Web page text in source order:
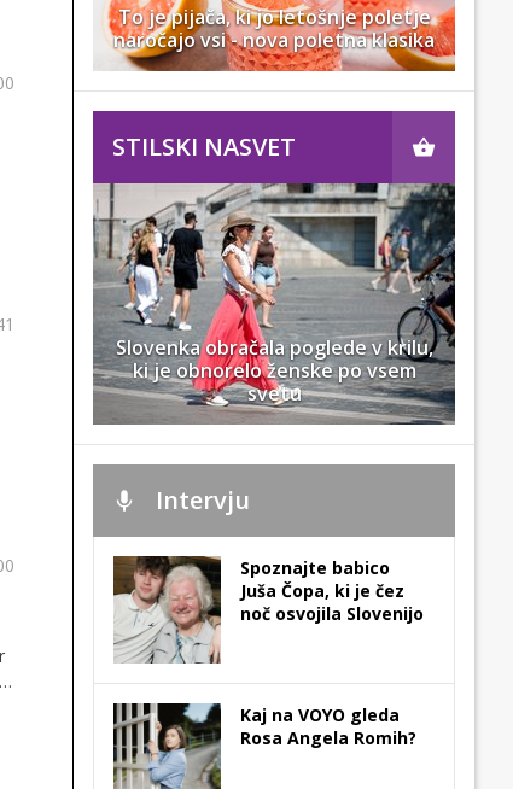
To je pijača, ki jo letošnje poletje
naročajo vsi - nova poletna klasika
STILSKI NASVET
Slovenka obračala poglede v krilu,
ki je obnorelo ženske po vsem
svetu
Intervju
Spoznajte babico
Juša Čopa, ki je čez
noč osvojila Slovenijo
Kaj na VOYO gleda
Rosa Angela Romih?